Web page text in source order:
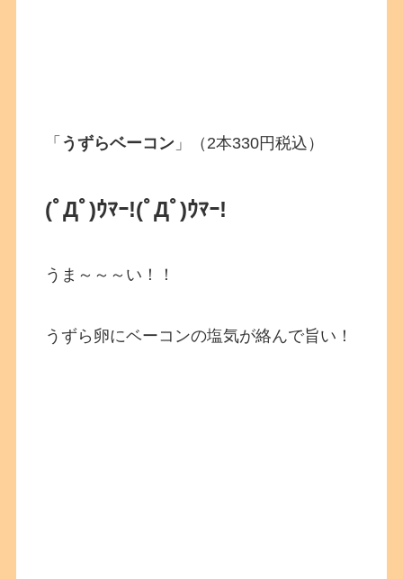
「 うずらベーコン 」（2本330円税込）
(ﾟДﾟ)ｳﾏｰ!(ﾟДﾟ)ｳﾏｰ!
うま～～～い！！
うずら卵にベーコンの塩気が絡んで旨い！